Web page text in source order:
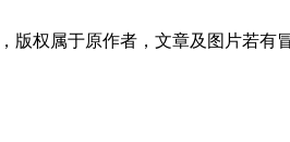
权属于原作者，文章及图片若有